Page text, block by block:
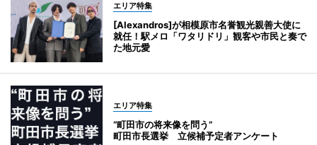
エリア特集
[Alexandros]が相模原市名誉観光親善大使に
就任！駅メロ「ワタリドリ」観客や市民と奏で
た地元愛
エリア特集
“町田市の将来像を問う”
町田市長選挙 立候補予定者アンケート